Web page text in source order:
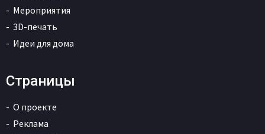
Мероприятия
3D-печать
Идеи для дома
Страницы
О проекте
Реклама